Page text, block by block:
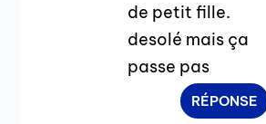
de petit fille.
desolé mais ça
passe pas
RÉPONSE